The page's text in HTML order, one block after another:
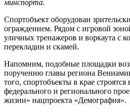
минспорта.
Спортобъект оборудован
ограждением. Рядом с игровой
уличных тренажеров и воркаута с
перекладин и скамей.
Напомним, подобные площадки
поручению главы региона
того, спортобъекты в крае строятся
федерального и регионального
жизни» нацпроекта «Демография».